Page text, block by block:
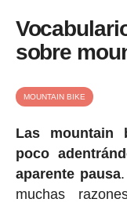
sobre
MOUNTAIN BIKE
Las mountain
poco
aparente pausa
muchas